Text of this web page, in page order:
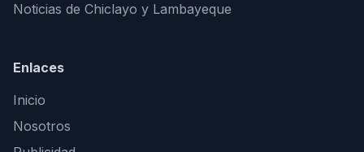
Noticias de Chiclayo y Lambayeque
Enlaces
Inicio
Nosotros